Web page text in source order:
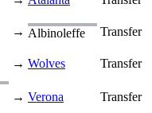
→ Albinoleffe
Transfer
→ Wolves
Transfer
→ Verona
Transfer